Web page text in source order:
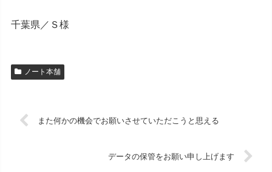
千葉県／Ｓ様
ノート本舗
また何かの機会でお願いさせていただこうと思える
データの保管をお願い申し上げます